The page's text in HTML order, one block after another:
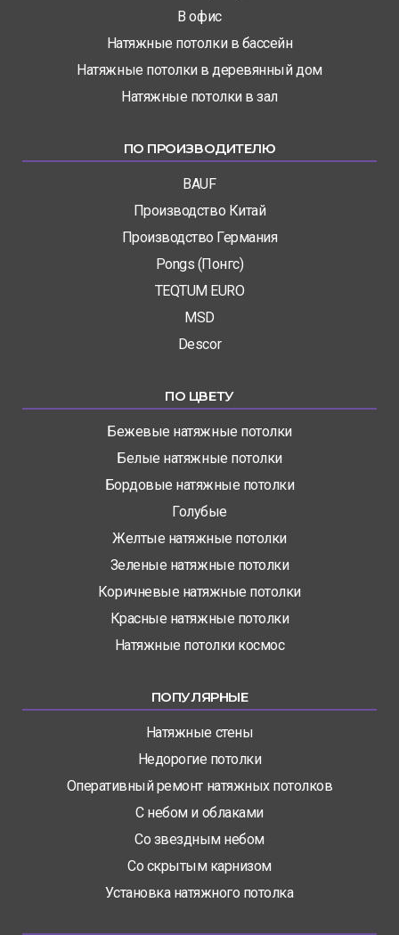
В офис
Натяжные потолки в бассейн
Натяжные потолки в деревянный дом
Натяжные потолки в зал
ПО ПРОИЗВОДИТЕЛЮ
BAUF
Производство Китай
Производство Германия
Pongs (Понгс)
TEQTUM EURO
MSD
Descor
ПО ЦВЕТУ
Бежевые натяжные потолки
Белые натяжные потолки
Бордовые натяжные потолки
Голубые
Желтые натяжные потолки
Зеленые натяжные потолки
Коричневые натяжные потолки
Красные натяжные потолки
Натяжные потолки космос
ПОПУЛЯРНЫЕ
Натяжные стены
Недорогие потолки
Оперативный ремонт натяжных потолков
С небом и облаками
Со звездным небом
Со скрытым карнизом
Установка натяжного потолка